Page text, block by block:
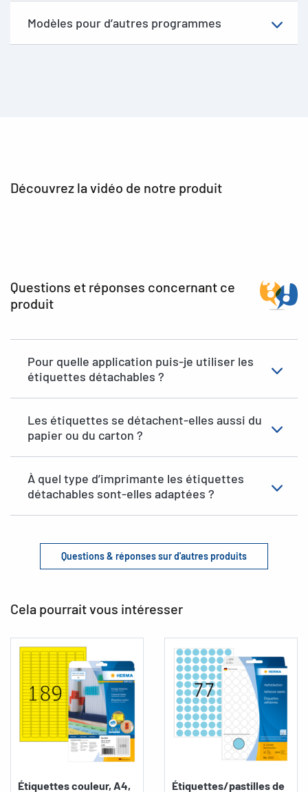
Modèles pour d’autres programmes
Découvrez la vidéo de notre produit
Questions et réponses concernant ce
produit
Pour quelle application puis-je utiliser les
étiquettes détachables ?
Les étiquettes se détachent-elles aussi du
papier ou du carton ?
À quel type d’imprimante les étiquettes
détachables sont-elles adaptées ?
Questions & réponses sur d'autres produits
Cela pourrait vous intéresser
Étiquettes couleur, A4,
Étiquettes/pastilles de